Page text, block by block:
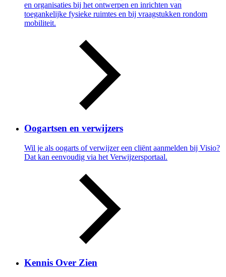
en organisaties bij het ontwerpen en inrichten van
toegankelijke fysieke ruimtes en bij vraagstukken rondom
mobiliteit.
Oogartsen en verwijzers
Wil je als oogarts of verwijzer een cliënt aanmelden bij Visio?
Dat kan eenvoudig via het Verwijzersportaal.
Kennis Over Zien